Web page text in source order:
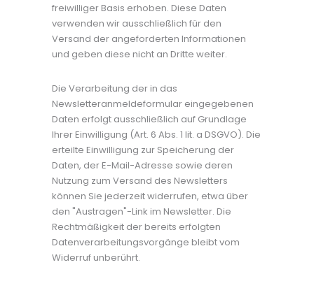
freiwilliger Basis erhoben. Diese Daten
verwenden wir ausschließlich für den
Versand der angeforderten Informationen
und geben diese nicht an Dritte weiter.
Die Verarbeitung der in das
Newsletteranmeldeformular eingegebenen
Daten erfolgt ausschließlich auf Grundlage
Ihrer Einwilligung (Art. 6 Abs. 1 lit. a DSGVO). Die
erteilte Einwilligung zur Speicherung der
Daten, der E-Mail-Adresse sowie deren
Nutzung zum Versand des Newsletters
können Sie jederzeit widerrufen, etwa über
den "Austragen"-Link im Newsletter. Die
Rechtmäßigkeit der bereits erfolgten
Datenverarbeitungsvorgänge bleibt vom
Widerruf unberührt.